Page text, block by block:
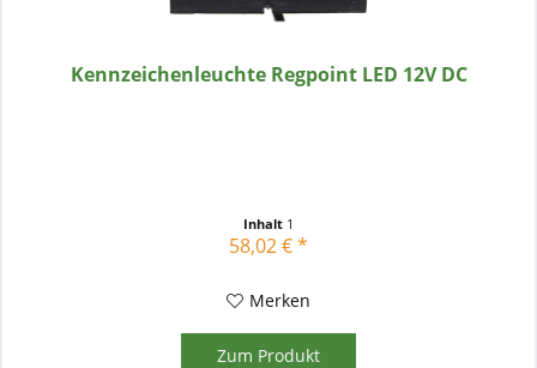
Kennzeichenleuchte Regpoint LED 12V DC
Inhalt 1
58,02 € *
Merken
Zum Produkt